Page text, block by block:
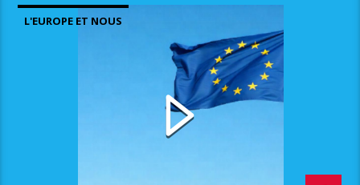
L'EUROPE ET NOUS